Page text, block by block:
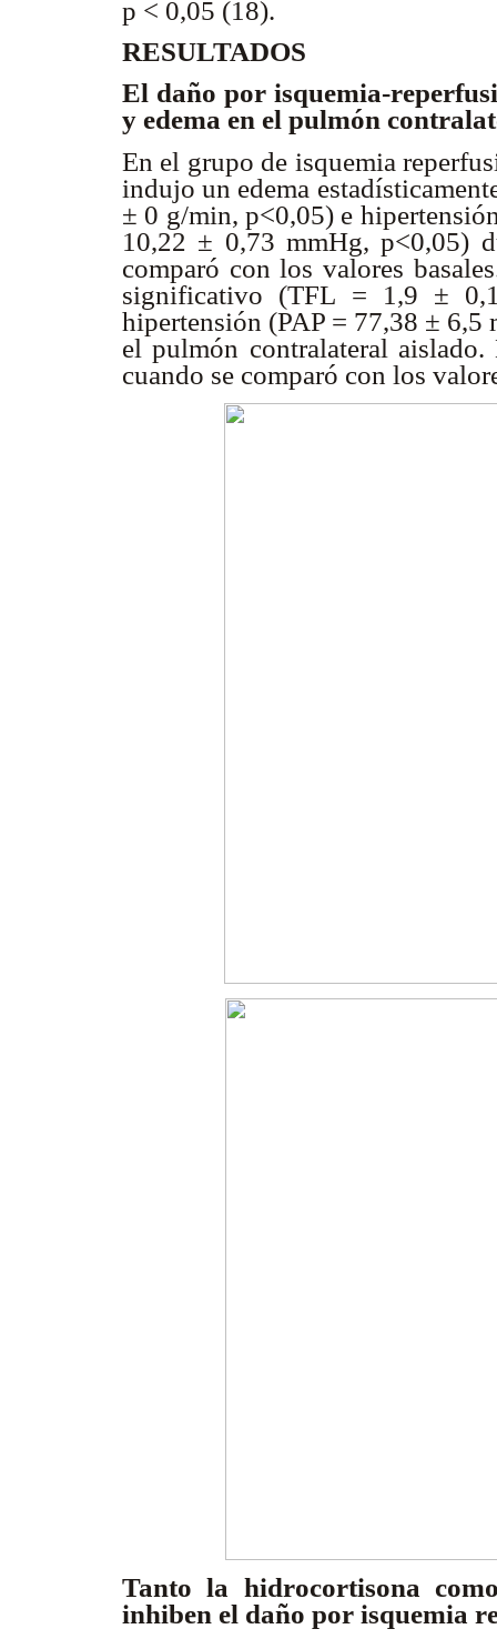
p < 0,05 (18).
RESULTADOS
El daño por isquemia-
y edema en el pulmón
En el grupo de isquemia
indujo un edema
± 0 g/min, p<0,05) e
10,22 ± 0,73 mmHg, p<0,05)
comparó con los valores
significativo (TFL = 1,9 ±
hipertensión (PAP = 77,38 ± 6,5
el pulmón contralateral
cuando se comparó con los
Tanto la hidrocortisona
inhiben el daño por isquemia